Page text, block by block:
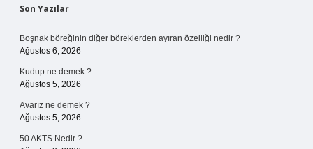
Sidebar
Son Yazılar
Boşnak böreğinin diğer böreklerden ayıran özelliği nedir ?
Ağustos 6, 2026
Kudup ne demek ?
Ağustos 5, 2026
Avarız ne demek ?
Ağustos 5, 2026
50 AKTS Nedir ?